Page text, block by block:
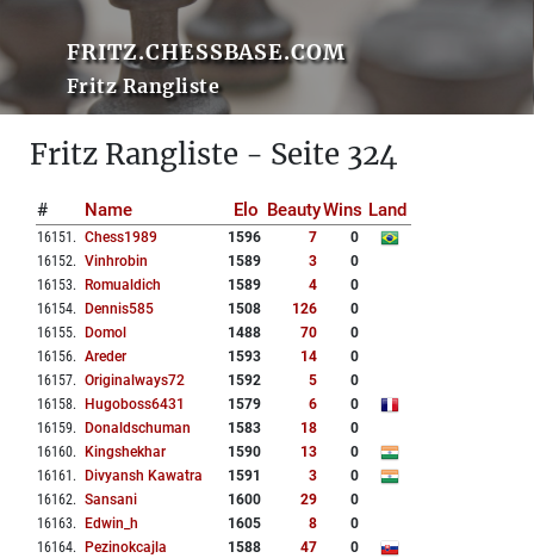
FRITZ.CHESSBASE.COM
Fritz Rangliste
Fritz Rangliste - Seite 324
# Name Elo BeautyWins Land
16151 . Chess1989 1596 7
0
16152. Vinhrobin 1589 3
0
16153. Romualdich 1589 4
0
16154. Dennis585 1508 126
0
16155. Domol 1488 70
0
16156. Areder 1593 14
0
16157. Originalways72 1592 5
0
16158. Hugoboss6431 1579 6
0
16159. Donaldschuman 1583 18
0
16160. Kingshekhar 1590 13
0
16161 . Divyansh Kawatra 1591 3
0
16162. Sansani 1600 29
0
16163. Edwin_h 1605 8
0
16164. Pezinokcajla 1588 47
0